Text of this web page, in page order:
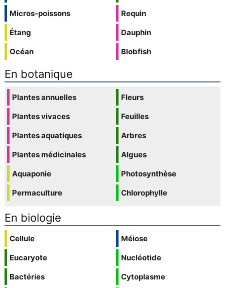
Micros-poissons
Étang
Océan
Requin
Dauphin
Blobfish
En botanique
Plantes annuelles
Plantes vivaces
Plantes aquatiques
Plantes médicinales
Aquaponie
Permaculture
Fleurs
Feuilles
Arbres
Algues
Photosynthèse
Chlorophylle
En biologie
Cellule
Eucaryote
Bactéries
Méiose
Nucléotide
Cytoplasme